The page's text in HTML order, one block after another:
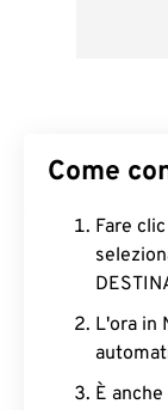
Come
Fare
L'ora in
È